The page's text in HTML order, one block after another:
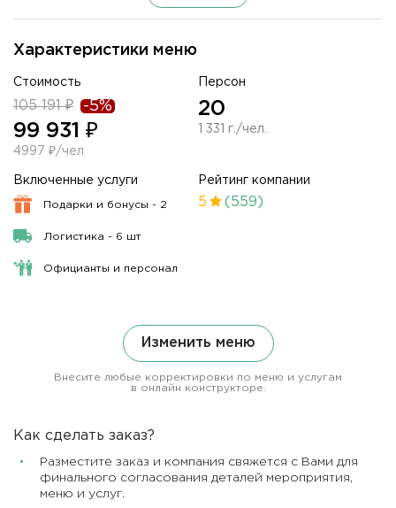
Характеристики меню
Стоимость
105 191 ₽ -5%
99 931 ₽
4997 ₽/чел
Персон
20
1 331 г./чел.
Включенные услуги
Подарки и бонусы - 2
Логистика - 6 шт
Официанты и персонал
Рейтинг компании
5 (559)
Изменить меню
Внесите любые корректировки по меню и услугам
в онлайн конструкторе.
Как сделать заказ?
Разместите заказ и компания свяжется с Вами для
финального согласования деталей мероприятия,
меню и услуг.